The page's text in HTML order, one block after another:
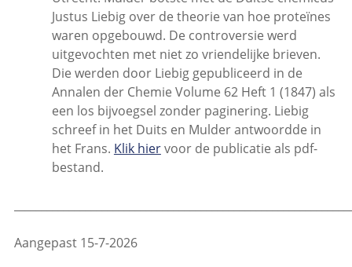
Justus Liebig over de theorie van hoe proteïnes
waren opgebouwd. De controversie werd
uitgevochten met niet zo vriendelijke brieven.
Die werden door Liebig gepubliceerd in de
Annalen der Chemie Volume 62 Heft 1 (1847) als
een los bijvoegsel zonder paginering. Liebig
schreef in het Duits en Mulder antwoordde in
het Frans. Klik hiervoor de publicatie als pdf-
bestand.
Aangepast 15-7-2026